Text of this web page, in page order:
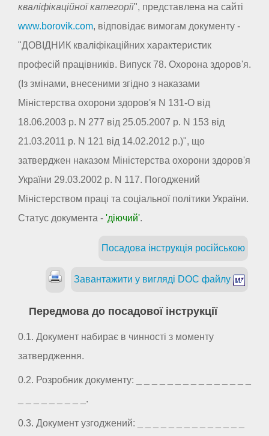
кваліфікаційної категорії", представлена на сайті
www.borovik.com, відповідає вимогам документу -
"ДОВІДНИК кваліфікаційних характеристик
професій працівників. Випуск 78. Охорона здоров'я.
(Із змінами, внесеними згідно з наказами
Міністерства охорони здоров'я N 131-О від
18.06.2003 р. N 277 від 25.05.2007 р. N 153 від
21.03.2011 р. N 121 від 14.02.2012 р.)", що
затверджен наказом Міністерства охорони здоров'я
України 29.03.2002 р. N 117. Погоджений
Міністерством праці та соціальної політики України.
Статус документа - 'діючий'.
Посадова інструкція російською
Завантажити у вигляді DOC файлу
Передмова до посадової інструкції
0.1. Документ набирає в чинності з моменту
затвердження.
0.2. Розробник документу: _ _ _ _ _ _ _ _ _ _ _ _ _ _ _
_ _ _ _ _ _ _ _ _.
0.3. Документ узгоджений: _ _ _ _ _ _ _ _ _ _ _ _ _ _